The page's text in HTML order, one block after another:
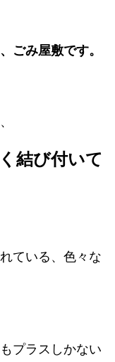
ごみ屋敷です。
結び付いて
ている、色々な
プラスしかない